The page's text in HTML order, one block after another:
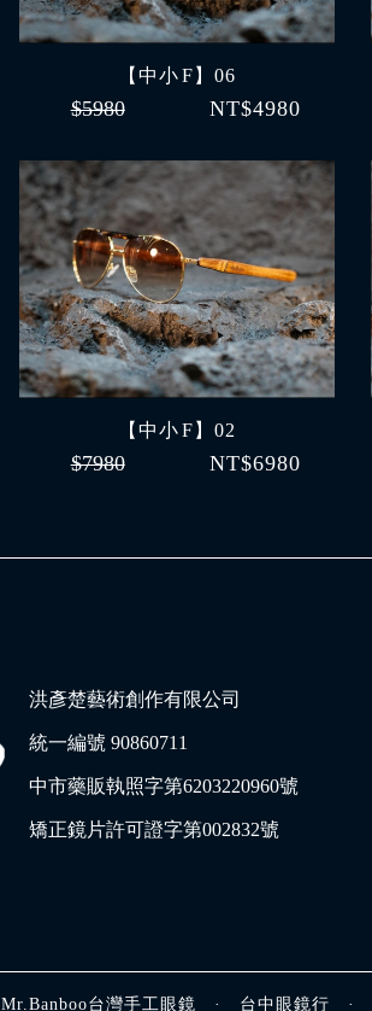
【中小 F】06
$5980 NT$4980
【中小 F】02
$7980 NT$6980
洪彥楚藝術創作有限公司
統一編號 90860711
中市藥販執照字第6203220960號
矯正鏡片許可證字第002832號
Mr.Banboo台灣手工眼鏡 · 台中眼鏡行 ·